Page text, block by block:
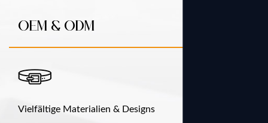
OEM & ODM
Vielfältige Materialien & Designs